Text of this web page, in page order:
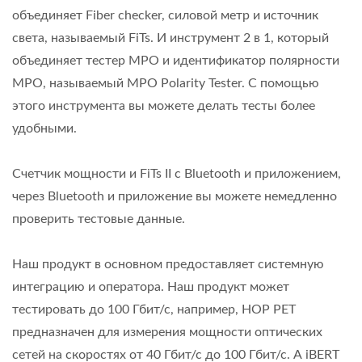
объединяет Fiber checker, силовой метр и источник
света, называемый FiTs. И инструмент 2 в 1, который
объединяет тестер MPO и идентификатор полярности
MPO, называемый MPO Polarity Tester. С помощью
этого инструмента вы можете делать тесты более
удобными.
Счетчик мощности и FiTs II с Bluetooth и приложением,
через Bluetooth и приложение вы можете немедленно
проверить тестовые данные.
Наш продукт в основном предоставляет системную
интеграцию и оператора. Наш продукт может
тестировать до 100 Гбит/с, например, HOP PET
предназначен для измерения мощности оптических
сетей на скоростях от 40 Гбит/с до 100 Гбит/с. А iBERT